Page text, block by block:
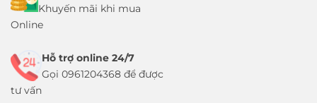
Khuyến mãi khi mua
Online
Hỗ trợ online 24/7
Gọi 0961204368 để được
tư vấn